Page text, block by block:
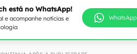
está no WhatsApp!
e acompanhe notícias e
WhatsApp